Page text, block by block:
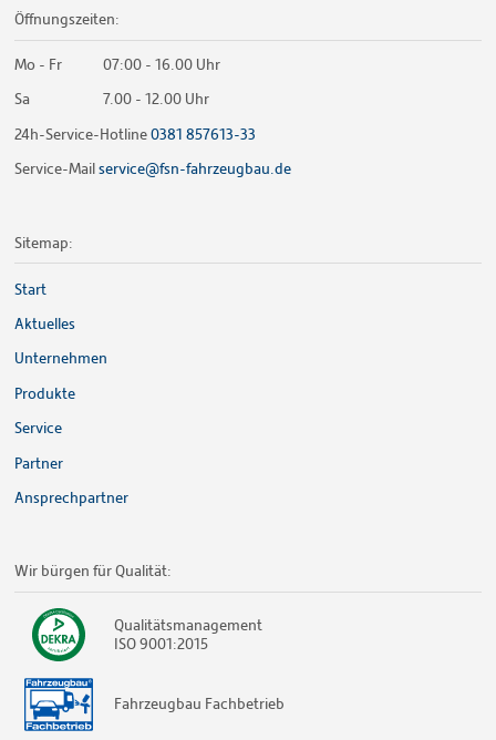
Öffnungszeiten:
Mo - Fr
07:00 - 16.00 Uhr
Sa
7.00 - 12.00 Uhr
24h-Service-Hotline0381 857613-33
Service-Mailservice@fsn-fahrzeugbau.de
Sitemap:
Start
Aktuelles
Unternehmen
Produkte
Service
Partner
Ansprechpartner
Wir bürgen für Qualität:
Qualitätsmanagement
ISO 9001:2015
Fahrzeugbau Fachbetrieb